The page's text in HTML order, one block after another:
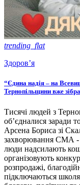
trending_flat
Здоров’я
“Єдина надія – на
Тернопільщини вже
Тисячі людей з
об’єдналися заради
Арсена Бориса зі
захворювання СМА -
люди надсилають
організовують
розпродажі,
підключаються